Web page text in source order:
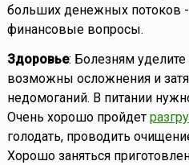
больших денежных потоков
финансовые вопросы.
Здоровье: Болезням
возможны осложнения и
недомоганий. В питании
Очень хорошо пройдет
голодать, проводить
Хорошо заняться